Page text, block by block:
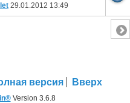
29.01.2012 13:49
версия Вверх
Version 3.6.8